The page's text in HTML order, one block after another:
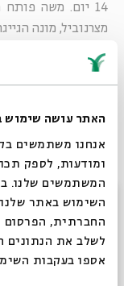
האתר עושה שימוש
ומודעות, לספק
המשתמשים שלנו.
השימוש באתר
החברתית, הפרסום
לשלב את הנתונים
אספו בעקבות
14 יום. משה
מצרנוביל, מונה
בסוף הספר מוסר
שנועדה להבטיח
מן ועותק מן הספר
את ספר שמות
גחמותיו של איזה
יִשְׂרָאֵל בְּכֹל מַסְעֵיהֶם
הֵעָלֹתוֹ "
.
אותו ענן, כאשר
סגור